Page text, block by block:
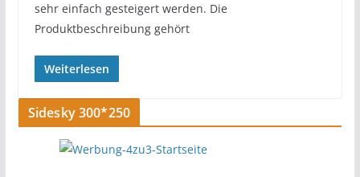
sehr einfach gesteigert werden. Die
Produktbeschreibung gehört
Weiterlesen
Sidesky 300*250